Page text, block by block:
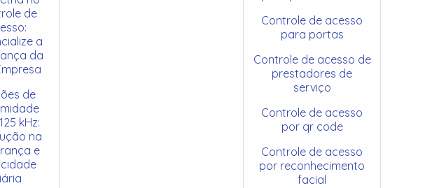
de
a
da
de
kHz:
na
e
Controle de acesso
para portas
Controle de acesso de
prestadores de
serviço
Controle de acesso
por qr code
Controle de acesso
por reconhecimento
facial